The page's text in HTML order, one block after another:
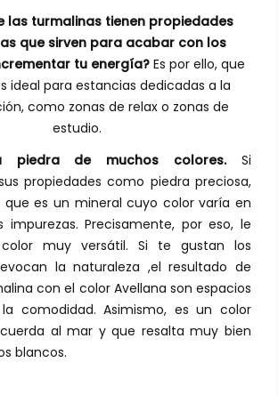
las turmalinas tienen propiedades
que sirven para acabar con los
tu energía? Es por ello, que
ideal para estancias dedicadas a la
como zonas de relax o zonas de
estudio.
piedra de muchos colores.Si
propiedades como piedra preciosa,
que es un mineral cuyo color varía en
impurezas. Precisamente, por eso, le
muy versátil. Si te gustan los
la naturaleza ,el resultado de
con el color Avellana son espacios
comodidad. Asimismo, es un color
al mar y que resalta muy bien
blancos.